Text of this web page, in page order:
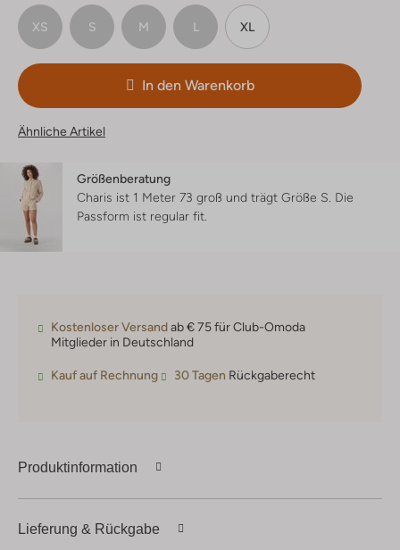
XS S M L XL
In den Warenkorb
Ähnliche Artikel
Größenberatung
Charis ist 1 Meter 73 groß und trägt Größe S. Die
Passform ist regular fit
Kostenloser Versandab € 75 für Club-Omoda
Mitglieder in Deutschland
Kauf auf Rechnung 30 Tagen Rückgaberecht
Produktinformation
Lieferung & Rückgabe